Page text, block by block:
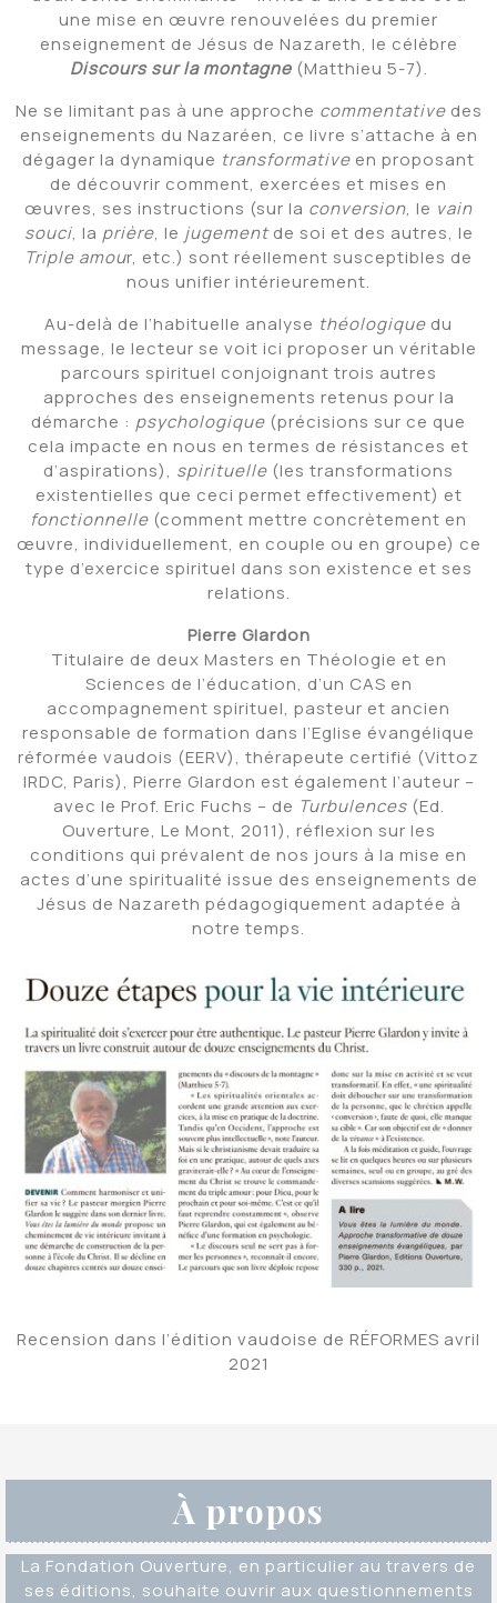
une mise en œuvre renouvelées du premier
enseignement de Jésus de Nazareth, le célèbre
Discours sur la montagne (Matthieu 5-7).
Ne se limitant pas à une approche commentativedes
enseignements du Nazaréen, ce livre s’attache à en
dégager la dynamique transformative en proposant
de découvrir comment, exercées et mises en
œuvres, ses instructions (sur la conversion, le vain
souci, la prière, le jugementde soi et des autres, le
Triple amour, etc.) sont réellement susceptibles de
nous unifier intérieurement.
Au-delà de l’habituelle analyse théologique du
message, le lecteur se voit ici proposer un véritable
parcours spirituel conjoignant trois autres
approches des enseignements retenus pour la
démarche : psychologique (précisions sur ce que
cela impacte en nous en termes de résistances et
d’aspirations), spirituelle (les transformations
existentielles que ceci permet effectivement) et
fonctionnelle (comment mettre concrètement en
œuvre, individuellement, en couple ou en groupe) ce
type d’exercice spirituel dans son existence et ses
relations.
Pierre Glardon
Titulaire de deux Masters en Théologie et en
Sciences de l’éducation, d’un CAS en
accompagnement spirituel, pasteur et ancien
responsable de formation dans l’Eglise évangélique
réformée vaudois (EERV), thérapeute certifié (Vittoz
IRDC, Paris), Pierre Glardon est également l’auteur –
avec le Prof. Eric Fuchs – de Turbulences(Ed.
Ouverture, Le Mont, 2011), réflexion sur les
conditions qui prévalent de nos jours à la mise en
actes d’une spiritualité issue des enseignements de
Jésus de Nazareth pédagogiquement adaptée à
notre temps.
Recension dans l’édition vaudoise de RÉFORMES avril
2021
À propos
La Fondation Ouverture, en particulier au travers de
ses éditions, souhaite ouvrir aux questionnements